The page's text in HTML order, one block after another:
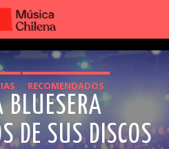
RECOMENDADOS
BLUESERA
DE SUS DISCOS